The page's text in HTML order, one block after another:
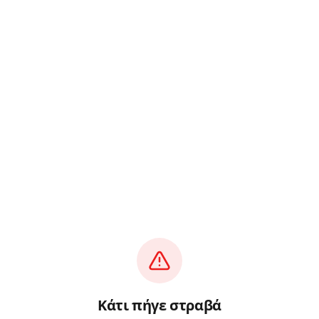
Κάτι πήγε στραβά